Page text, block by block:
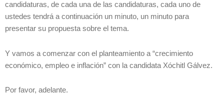
candidaturas, de cada una de las candidaturas, cada uno de
ustedes tendrá a continuación un minuto, un minuto para
presentar su propuesta sobre el tema.
Y vamos a comenzar con el planteamiento a “crecimiento
económico, empleo e inflación” con la candidata Xóchitl Gálvez.
Por favor, adelante.